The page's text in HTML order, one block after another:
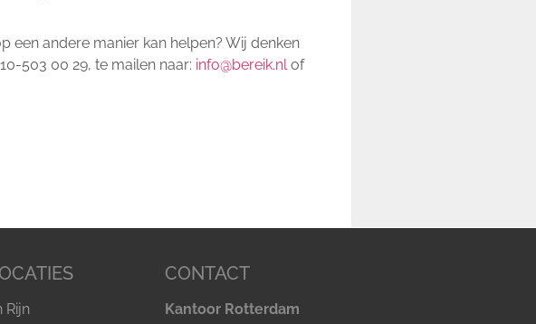
andere manier kan helpen? Wij denken
503 00 29, te mailen naar: info@bereik.nlof
Rijn
CONTACT
Kantoor Rotterdam